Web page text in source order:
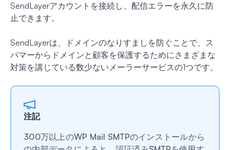
SendLayerアカウントを接続し、配信エラーを永久に防
止できます。
SendLayerは、ドメインのなりすましを防ぐことで、ス
パマーからドメインと顧客を保護するためにさまざまな
対策を講じている数少ないメーラーサービスの1つです。
注記
300万以上のWP Mail SMTPのインストールから